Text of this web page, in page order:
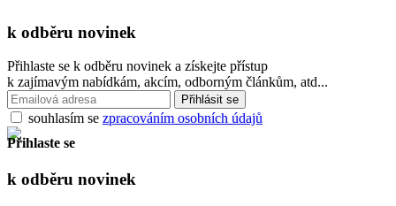
k odběru novinek
Přihlaste se k odběru novinek a získejte přístup
k zajímavým nabídkám, akcím, odborným článkům, atd...
souhlasím se zpracováním osobních údajů
Přihlaste se
k odběru novinek